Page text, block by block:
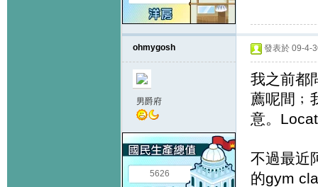
ohmygosh
男爵府
5626
發表於 09-4-
我之前都
薦呢間﹔
意。
不過最近
的gym